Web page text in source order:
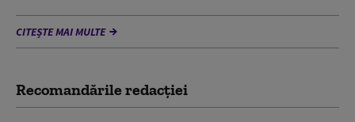
CITEȘTE MAI MULTE
Recomandările redacţiei